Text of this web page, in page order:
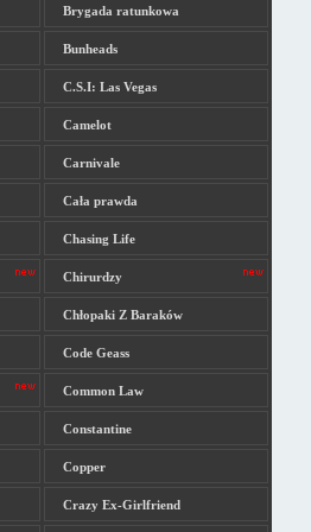
Brygada ratunkowa
Bunheads
C.S.I: Las Vegas
Camelot
Carnivale
Cała prawda
Chasing Life
Chirurdzy
Chłopaki Z Baraków
Code Geass
Common Law
Constantine
Copper
Crazy Ex-Girlfriend